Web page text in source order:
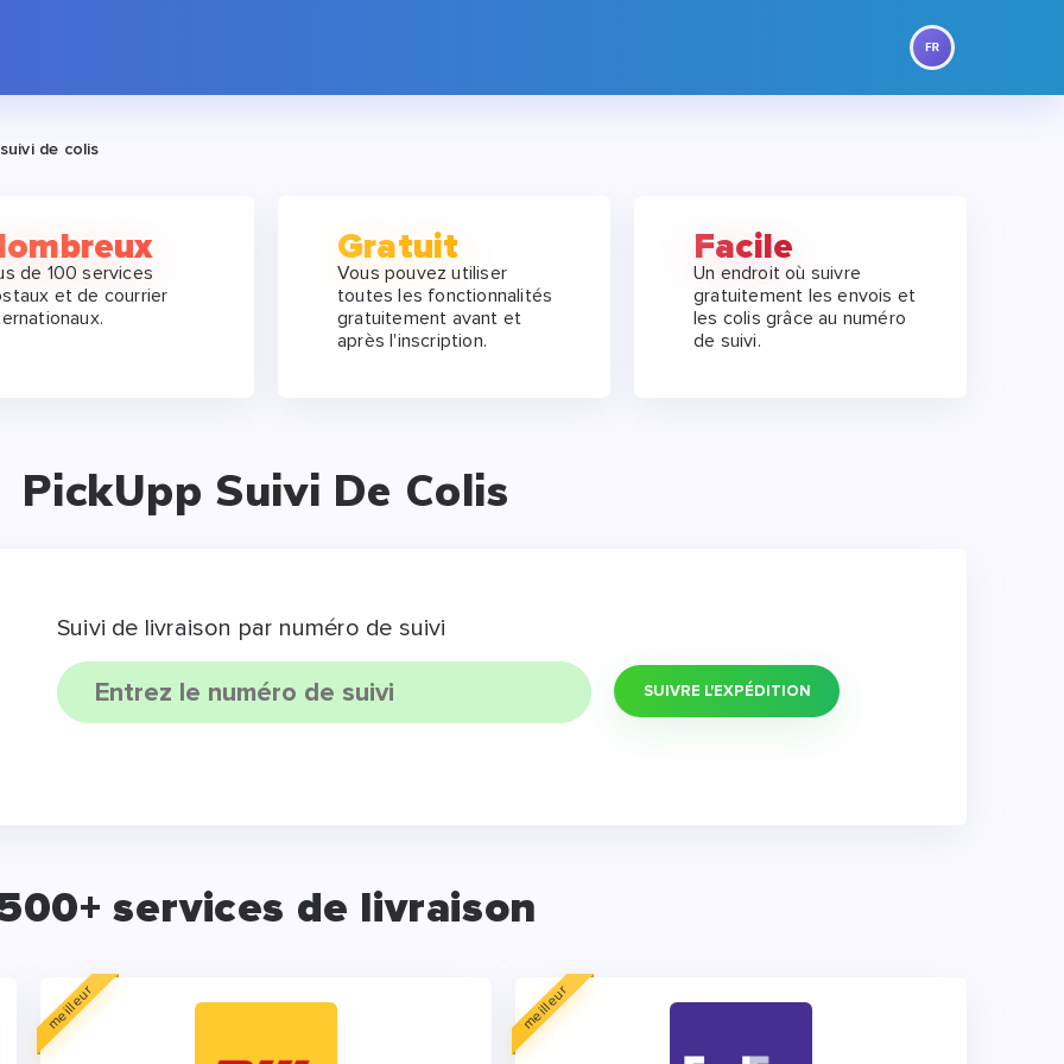
de colis
de 100 services
et de courrier
Gratuit
Vous pouvez utiliser
toutes les fonctionnalités
gratuitement avant et
après l'inscription.
Facile
Un endroit où suivre
gratuitement les envois et
les colis grâce au numéro
de suivi.
PickUpp Suivi De Colis
Suivi de livraison par numéro de suivi
SUIVRE L'EXPÉDITION
services de livraison
meilleur meilleur